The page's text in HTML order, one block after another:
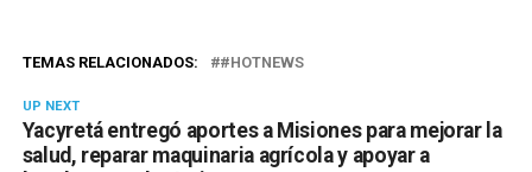
TEMAS RELACIONADOS: #HOTNEWS
UP NEXT
Yacyretá entregó aportes a Misiones para mejorar la
salud, reparar maquinaria agrícola y apoyar a